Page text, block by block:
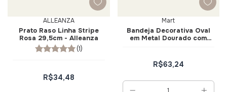
ALLEANZA
Prato Raso Linha Stripe
Rosa 29,5cm - Alleanza
(1)
R$34,48
Mart
Bandeja Decorativa Oval
em Metal Dourado com
R$63,24